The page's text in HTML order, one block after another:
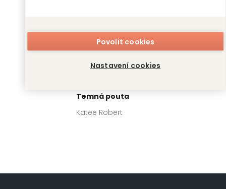
Povolit cookies
Nastavení cookies
Temná pouta
Katee Robert